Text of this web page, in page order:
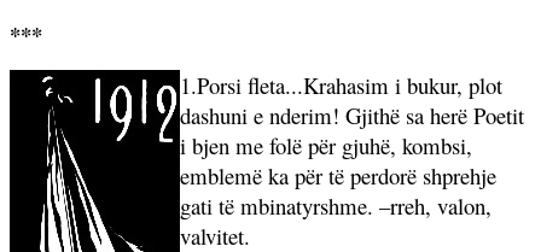
***
1.Porsi fleta...Krahasim i bukur, plot
dashuni e nderim! Gjithë sa herë Poetit
i bjen me folë për gjuhë, kombsi,
emblemë ka për të perdorë shprehje
gati të mbinatyrshme. –rreh, valon,
valvitet.